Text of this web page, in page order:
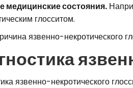
медицинские состояния.
глосситом.
язвенно-некротического
язвенно-некротического